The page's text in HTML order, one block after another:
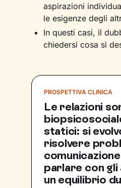
aspirazioni
le esigenze degli
In questi casi, il
chiedersi cosa si
PROSPETTIVA CLINICA
Le relazioni
statici: si
risolvere
parlare con
un equilibrio